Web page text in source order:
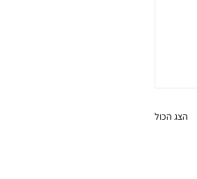
הצג הכול